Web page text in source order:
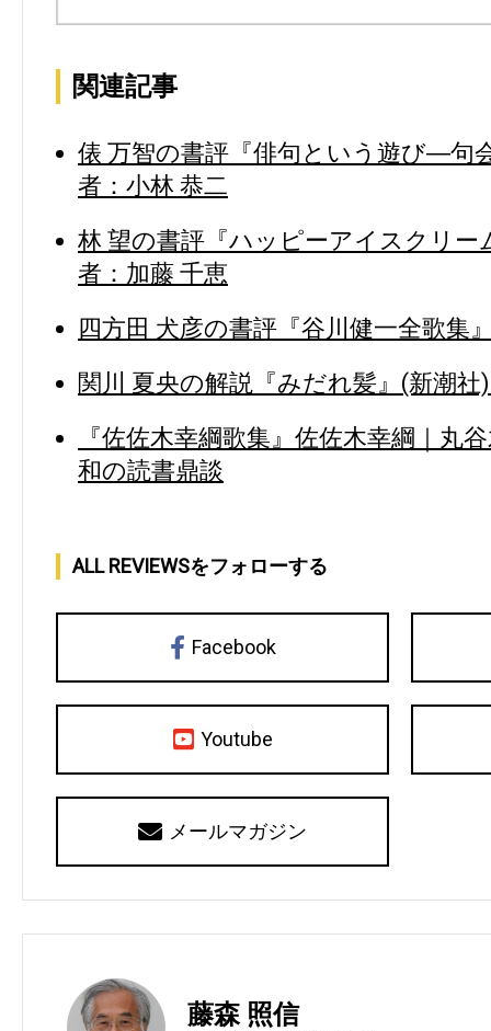
関連記事
俵 万智の書評『俳句という遊び―句
者：小林 恭二
林 望の書評『ハッピーアイスクリー
者：加藤 千恵
四方田 犬彦の書評『谷川健一全歌集
関川 夏央の解説『みだれ髪』(新潮社
『佐佐木幸綱歌集』佐佐木幸綱｜丸
和の読書鼎談
ALL REVIEWSをフォローする
Facebook
Youtube
メールマガジン
藤森 照信